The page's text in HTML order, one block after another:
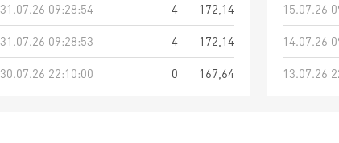
31.07.26 09:28:54
4
172,14
31.07.26 09:28:53
4
172,14
30.07.26 22:10:00
0 167,64
15.07.26
14.07.26
13.07.26